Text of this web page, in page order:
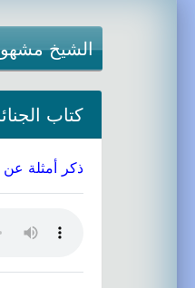
الشيخ
كتاب الجنائز-
ذكر أمثلة